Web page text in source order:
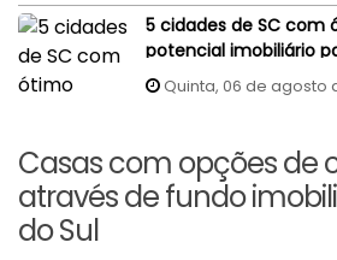
5 cidades de SC com
potencial imobiliário
investidores
Quinta, 06 de agosto
Casas com opções de
através de fundo
do Sul